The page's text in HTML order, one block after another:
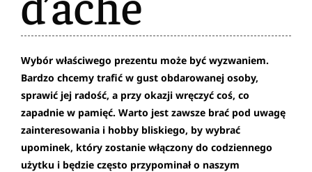
Wybór właściwego prezentu może być wyzwaniem.
Bardzo chcemy trafić w gust obdarowanej osoby,
sprawić jej radość, a przy okazji wręczyć coś, co
zapadnie w pamięć. Warto jest zawsze brać pod uwagę
zainteresowania i hobby bliskiego, by wybrać
upominek, który zostanie włączony do codziennego
użytku i będzie często przypominał o naszym